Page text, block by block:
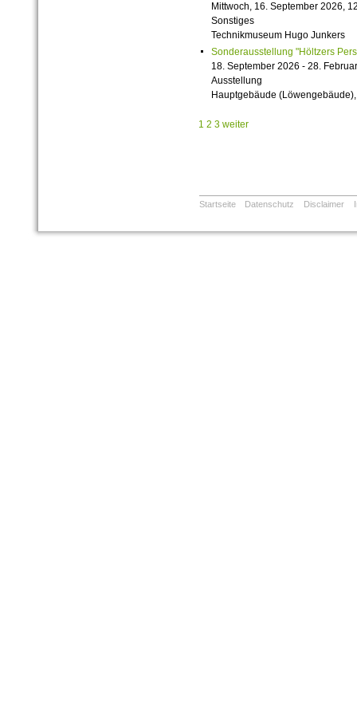
Mittwoch, 16. September 2026,
Sonstiges
Technikmuseum Hugo Junkers
Sonderausstellung "Höltzers
18. September 2026 - 28.
Ausstellung
Hauptgebäude
1 2 3 weiter
Startseite Datenschutz Disclaimer